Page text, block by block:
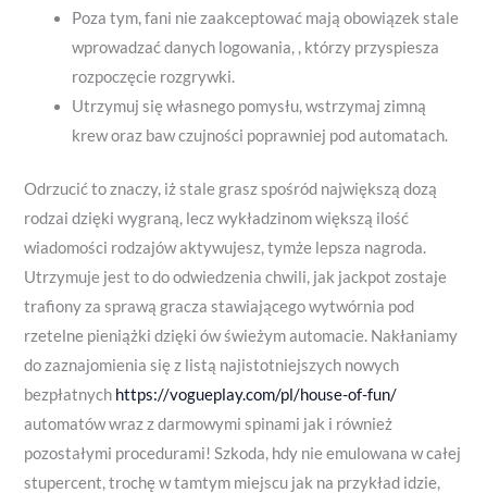
Poza tym, fani nie zaakceptować mają obowiązek stale
wprowadzać danych logowania, , którzy przyspiesza
rozpoczęcie rozgrywki.
Utrzymuj się własnego pomysłu, wstrzymaj zimną
krew oraz baw czujności poprawniej pod automatach.
Odrzucić to znaczy, iż stale grasz spośród największą dozą
rodzai dzięki wygraną, lecz wykładzinom większą ilość
wiadomości rodzajów aktywujesz, tymże lepsza nagroda.
Utrzymuje jest to do odwiedzenia chwili, jak jackpot zostaje
trafiony za sprawą gracza stawiającego wytwórnia pod
rzetelne pieniążki dzięki ów świeżym automacie. Nakłaniamy
do zaznajomienia się z listą najistotniejszych nowych
bezpłatnych https://vogueplay.com/pl/house-of-fun/
automatów wraz z darmowymi spinami jak i również
pozostałymi procedurami! Szkoda, hdy nie emulowana w całej
stupercent, trochę w tamtym miejscu jak na przykład idzie,